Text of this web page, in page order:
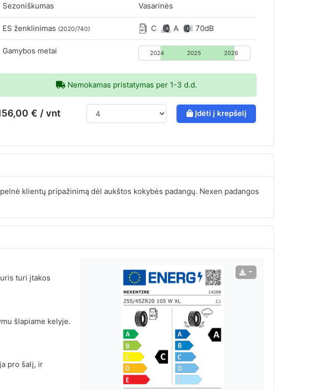
Sezoniškumas Vasarinės
ES ženklinimas (2020/740) C A 70dB
Gamybos metai 2024 2025 2026
Nemokamas pristatymas per 1-3 d.d.
€ / vnt Įdėti į krepšelį
klientų pripažinimą dėl aukštos kokybės padangų. Nexen padangos
turi įtakos
šlapiame kelyje.
pro šalį, ir